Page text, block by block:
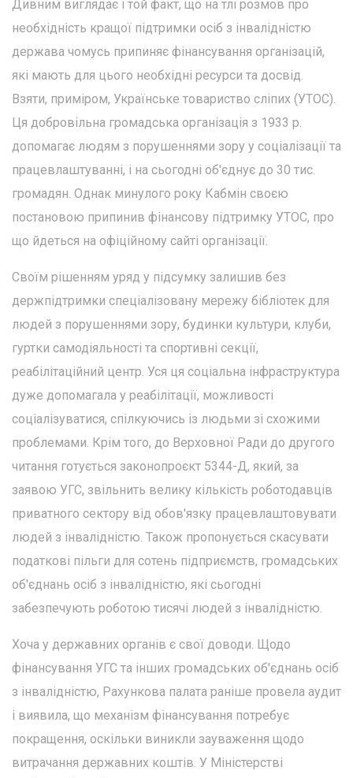
Дивним виглядає і той факт, що на тлі розмов про
необхідність кращої підтримки осіб з інвалідністю
держава чомусь припиняє фінансування організацій,
які мають для цього необхідні ресурси та досвід.
Взяти, приміром, Українське товариство сліпих (УТОС).
Ця добровільна громадська організація з 1933 р.
допомагає людям з порушеннями зору у соціалізації та
працевлаштуванні, і на сьогодні об'єднує до 30 тис.
громадян. Однак минулого року Кабмін своєю
постановою припинив фінансову підтримку УТОС, про
що йдеться на офіційному сайті організації.
Своїм рішенням уряд у підсумку залишив без
держпідтримки спеціалізовану мережу бібліотек для
людей з порушеннями зору, будинки культури, клуби,
гуртки самодіяльності та спортивні секції,
реабілітаційний центр. Уся ця соціальна інфраструктура
дуже допомагала у реабілітації, можливості
соціалізуватися, спілкуючись із людьми зі схожими
проблемами. Крім того, до Верховної Ради до другого
читання готується законопроєкт 5344-Д, який, за
заявою УГС, звільнить велику кількість роботодавців
приватного сектору від обов'язку працевлаштовувати
людей з інвалідністю. Також пропонується скасувати
податкові пільги для сотень підприємств, громадських
об'єднань осіб з інвалідністю, які сьогодні
забезпечують роботою тисячі людей з інвалідністю.
Хоча у державних органів є свої доводи. Щодо
фінансування УГС та інших громадських об'єднань осіб
з інвалідністю, Рахункова палата раніше провела аудит
і виявила, що механізм фінансування потребує
покращення, оскільки виникли зауваження щодо
витрачання державних коштів. У Міністерстві